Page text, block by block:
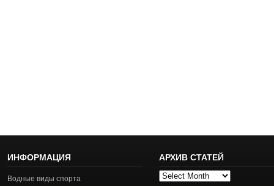
ИНФОРМАЦИЯ
Водные виды спорта
АРХИВ СТАТЕЙ
Архив